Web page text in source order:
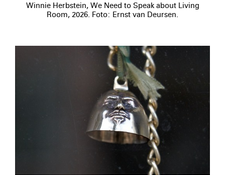
Winnie Herbstein, We Need to Speak about Living
Room, 2026. Foto: Ernst van Deursen.